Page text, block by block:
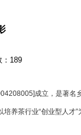
189
成立，是著名
养茶行业“创业型人才